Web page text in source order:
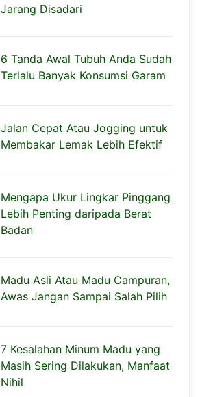
Jarang Disadari
6 Tanda Awal Tubuh Anda Sudah
Terlalu Banyak Konsumsi Garam
Jalan Cepat Atau Jogging untuk
Membakar Lemak Lebih Efektif
Mengapa Ukur Lingkar Pinggang
Lebih Penting daripada Berat
Badan
Madu Asli Atau Madu Campuran,
Awas Jangan Sampai Salah Pilih
7 Kesalahan Minum Madu yang
Masih Sering Dilakukan, Manfaat
Nihil